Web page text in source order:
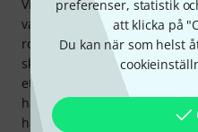
preferenser, statistik
att klicka på
Du kan när som helst
Vi har en servicestation och
vaddering för att hålla COB-
robust och lätt! Praktisk för
skyddas. Tillräckligt rymlig
etc., men liten och lätt att
handtag på toppen varit
hand, men vi pratar om